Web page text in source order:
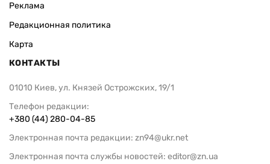
Реклама
Редакционная политика
Карта
КОНТАКТЫ
01010 Киев, ул. Князей Острожских, 19/1
Телефон редакции:
+380 (44) 280-04-85
Электронная почта редакции: zn94@ukr.net
Электронная почта службы новостей: editor@zn.ua